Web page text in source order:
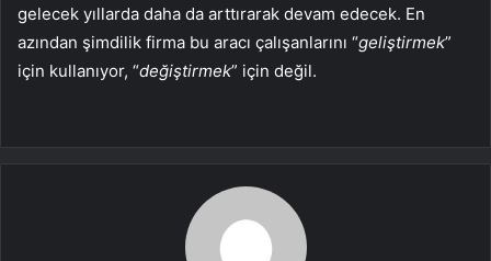
gelecek yıllarda daha da arttırarak devam edecek. En
azından şimdilik firma bu aracı çalışanlarını “geliştirmek”
için kullanıyor, “değiştirmek” için değil.